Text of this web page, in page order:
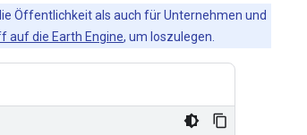
Öffentlichkeit als auch für Unternehmen und
auf die Earth Engine, um loszulegen.